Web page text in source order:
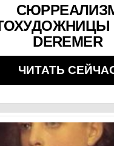
DEREMER
ЧИТАТЬ